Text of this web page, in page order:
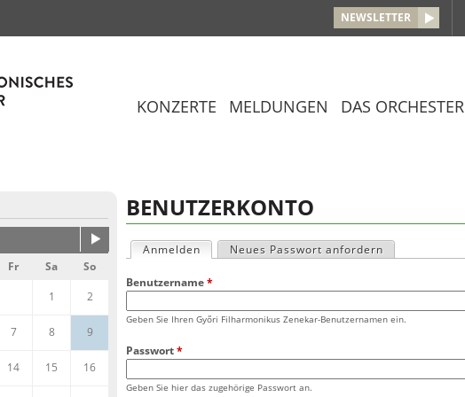
NEWSLETTER
KONZERTE MELDUNGEN DAS ORCHESTER
BENUTZERKONTO
a
p
Anmelden (aktiver Reiter)
Neues Passwort anfordern
Benutzername*
Geben Sie Ihren Győri Filharmonikus Zenekar-Benutzernamen ein.
Passwort*
Geben Sie hier das zugehörige Passwort an.
Fr Sa
So
1
2
7 8 9
14 15 16